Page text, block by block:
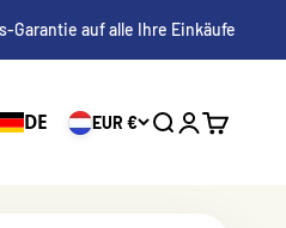
Garantie auf alle Ihre Einkäufe
DE EUR € SucheAnmelden